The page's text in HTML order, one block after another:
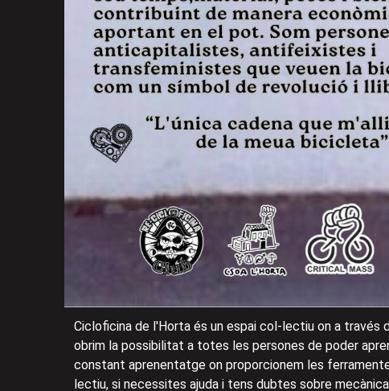
Cicloficina de l'Horta és un espai col-lectiu on a
obrim la possibilitat a totes les persones de poder
constant aprenentatge on proporcionem les
lectiu, si necessites ajuda i tens dubtes sobre